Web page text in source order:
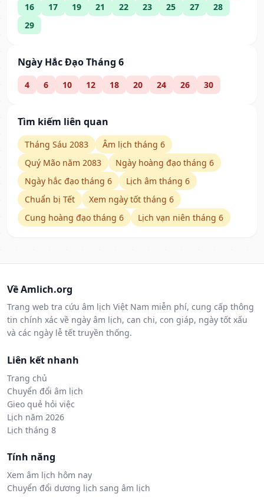
16
17 19 21 22 23 25 27
28
29
Ngày Hắc Đạo Tháng 6
4 6 10 12 18 20 24 26 30
Tìm kiếm liên quan
Tháng Sáu 2083
Âm lịch tháng 6
Quý Mão năm 2083
Ngày hoàng đạo tháng 6
Ngày hắc đạo tháng 6
Lịch âm tháng 6
Chuẩn bị Tết
Xem ngày tốt tháng 6
Cung hoàng đạo tháng 6
Lịch vạn niên tháng 6
Về Amlich.org
Trang web tra cứu âm lịch Việt Nam miễn phí, cung cấp thông
tin chính xác về ngày âm lịch, can chi, con giáp, ngày tốt xấu
và các ngày lễ tết truyền thống.
Liên kết nhanh
Trang chủ
Chuyển đổi âm lịch
Gieo quẻ hỏi việc
Lịch năm 2026
Lịch tháng 8
Tính năng
Xem âm lịch hôm nay
Chuyển đổi dương lịch sang âm lịch